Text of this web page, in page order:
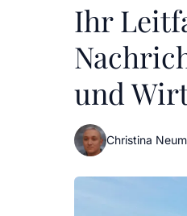
Ihr
und
Christina